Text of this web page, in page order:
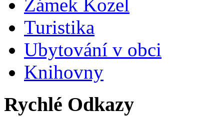
Zámek Kozel
Turistika
Ubytování v obci
Knihovny
Rychlé Odkazy